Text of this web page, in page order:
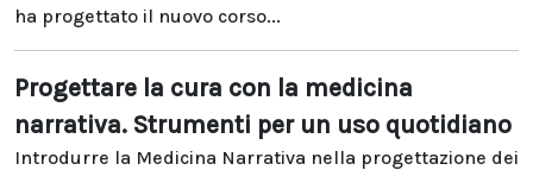
ha progettato il nuovo corso...
Progettare la cura con la medicina
narrativa. Strumenti per un uso quotidiano
Introdurre la Medicina Narrativa nella progettazione dei